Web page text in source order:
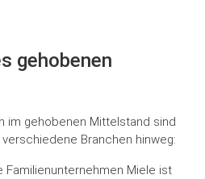
gehobenen
im gehobenen Mittelstand sind
Branchen hinweg:
Familienunternehmen Miele ist